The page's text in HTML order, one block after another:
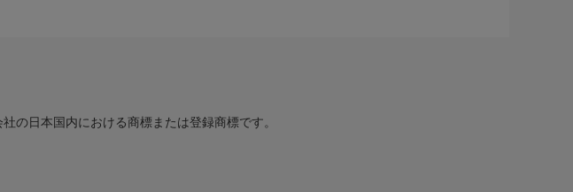
の日本国内における商標または登録商標です。